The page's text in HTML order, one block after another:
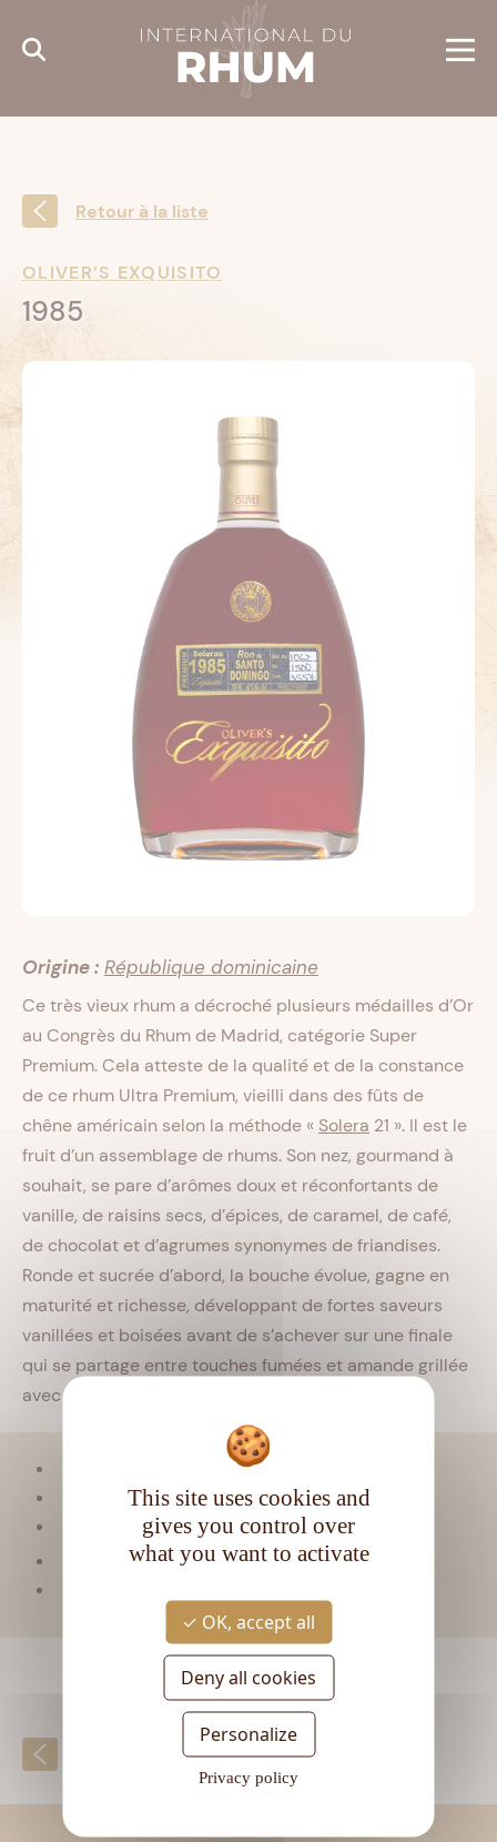
Retour à la liste
OLIVER’S EXQUISITO
1985
Origine : République dominicaine
Ce très vieux rhum a décroché plusieurs médailles d’Or
au Congrès du Rhum de Madrid, catégorie Super
Premium. Cela atteste de la qualité et de la constance
de ce rhum Ultra Premium, vieilli dans des fûts de
chêne américain selon la méthode « Solera 21 ». Il est le
fruit d’un assemblage de rhums. Son nez, gourmand à
souhait, se pare d’arômes doux et réconfortants de
vanille, de raisins secs, d’épices, de caramel, de café,
de chocolat et d’agrumes synonymes de friandises.
Ronde et sucrée d’abord, la bouche évolue, gagne en
maturité et richesse, développant de fortes saveurs
vanillées et boisées avant de s’achever sur une finale
qui se partage entre touches fumées et amande grillée
avec une pointe de chocolat.
Tropical
Matière première :Mélasse
Type de rhum :Très vieux
Contenance :70CL
Retour à la liste
Cookies management panel
This site uses cookies and
gives you control over
what you want to activate
OK, accept all
Deny all cookies
Personalize
Privacy policy